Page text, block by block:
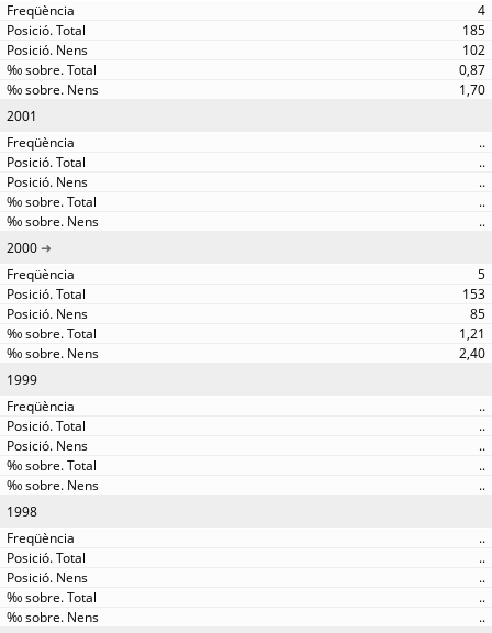
4
185
102
0,87
1,70
2001
..
..
..
..
..
2000
5
153
85
1,21
2,40
1999
..
..
..
..
..
1998
..
..
..
..
..